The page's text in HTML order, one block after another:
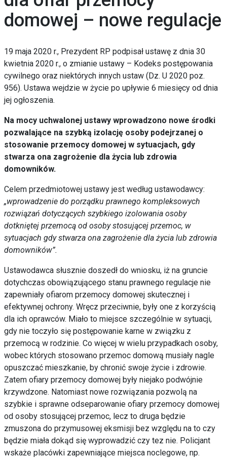
domowej – nowe regulacje
19 maja 2020 r., Prezydent RP podpisał ustawę z dnia 30
kwietnia 2020 r., o zmianie ustawy – Kodeks postępowania
cywilnego oraz niektórych innych ustaw (Dz. U 2020 poz.
956). Ustawa wejdzie w życie po upływie 6 miesięcy od dnia
jej ogłoszenia.
Na mocy uchwalonej ustawy wprowadzono nowe środki
pozwalające na szybką izolację osoby podejrzanej o
stosowanie przemocy domowej w sytuacjach, gdy
stwarza ona zagrożenie dla życia lub zdrowia
domowników.
Celem przedmiotowej ustawy jest według ustawodawcy:
„wprowadzenie do porządku prawnego kompleksowych
rozwiązań dotyczących szybkiego izolowania osoby
dotkniętej przemocą od osoby stosującej przemoc, w
sytuacjach gdy stwarza ona zagrożenie dla życia lub zdrowia
domowników”.
Ustawodawca słusznie doszedł do wniosku, iż na gruncie
dotychczas obowiązującego stanu prawnego regulacje nie
zapewniały ofiarom przemocy domowej skutecznej i
efektywnej ochrony. Wręcz przeciwnie, były one z korzyścią
dla ich oprawców. Miało to miejsce szczególnie w sytuacji,
gdy nie toczyło się postępowanie karne w związku z
przemocą w rodzinie. Co więcej w wielu przypadkach osoby,
wobec których stosowano przemoc domową musiały nagle
opuszczać mieszkanie, by chronić swoje życie i zdrowie.
Zatem ofiary przemocy domowej były niejako podwójnie
krzywdzone. Natomiast nowe rozwiązania pozwolą na
szybkie i sprawne odseparowanie ofiary przemocy domowej
od osoby stosującej przemoc, lecz to druga będzie
zmuszona do przymusowej eksmisji bez względu na to czy
będzie miała dokąd się wyprowadzić czy tez nie. Policjant
wskaże placówki zapewniające miejsca noclegowe, np.